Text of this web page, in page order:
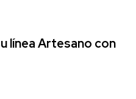
línea Artesano con